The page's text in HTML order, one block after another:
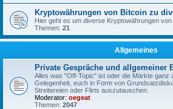
Kryptowährungen von Bitcoin zu
Hier geht es um diverse Kryptowährungen von
Themen: 21
Allgemeines
Private Gespräche und allgemeiner
Alles was "Off-Topic" ist oder die Märkte ganz
Gelegenheit, euch in Form von
Streitereien oder Flirts auszutauschen.
Moderator: oegeat
Themen: 2047